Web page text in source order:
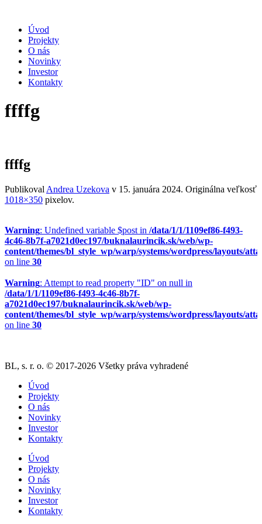
Úvod
Projekty
O nás
Novinky
Investor
Kontakty
ffffg
ffffg
Publikoval Andrea Uzekova v 15. januára 2024. Originálna veľkosť
1018×350 pixelov.
Warning: Undefined variable $post in /data/1/1/1109ef86-f493-
4c46-8b7f-a7021d0ec197/buknalaurincik.sk/web/wp-
content/themes/bl_style_wp/warp/systems/wordpress/layouts/
on line 30
Warning: Attempt to read property "ID" on null in
/data/1/1/1109ef86-f493-4c46-8b7f-
a7021d0ec197/buknalaurincik.sk/web/wp-
content/themes/bl_style_wp/warp/systems/wordpress/layouts/
on line 30
BL, s. r. o. © 2017-2026 Všetky práva vyhradené
Úvod
Projekty
O nás
Novinky
Investor
Kontakty
Úvod
Projekty
O nás
Novinky
Investor
Kontakty